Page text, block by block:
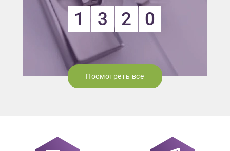
1 3 2 0
Посмотреть все